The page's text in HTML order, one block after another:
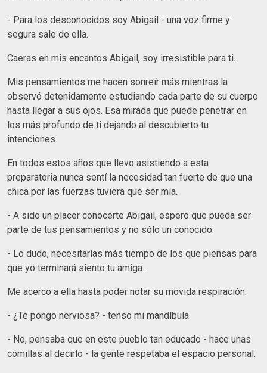
- Para los desconocidos soy Abigail - una voz firme y
segura sale de ella.
Caeras en mis encantos Abigail, soy irresistible para ti.
Mis pensamientos me hacen sonreír más mientras la
observó detenidamente estudiando cada parte de su cuerpo
hasta llegar a sus ojos. Esa mirada que puede penetrar en
los más profundo de ti dejando al descubierto tu
intenciones.
En todos estos años que llevo asistiendo a esta
preparatoria nunca sentí la necesidad tan fuerte de que una
chica por las fuerzas tuviera que ser mía.
- A sido un placer conocerte Abigail, espero que pueda ser
parte de tus pensamientos y no sólo un conocido.
- Lo dudo, necesitarías más tiempo de los que piensas para
que yo terminará siento tu amiga.
Me acerco a ella hasta poder notar su movida respiración.
- ¿Te pongo nerviosa? - tenso mi mandíbula.
- No, pensaba que en este pueblo tan educado - hace unas
comillas al decirlo - la gente respetaba el espacio personal.